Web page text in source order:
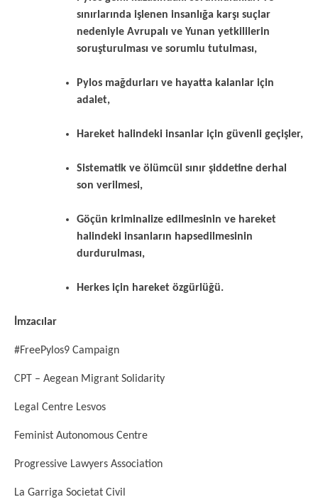
sınırlarında işlenen insanlığa karşı suçlar
nedeniyle Avrupalı ve Yunan yetkililerin
soruşturulması ve sorumlu tutulması,
Pylos mağdurları ve hayatta kalanlar için
adalet,
Hareket halindeki insanlar için güvenli geçişler,
Sistematik ve ölümcül sınır şiddetine derhal
son verilmesi,
Göçün kriminalize edilmesinin ve hareket
halindeki insanların hapsedilmesinin
durdurulması,
Herkes için hareket özgürlüğü.
İmzacılar
#FreePylos9 Campaign
CPT – Aegean Migrant Solidarity
Legal Centre Lesvos
Feminist Autonomous Centre
Progressive Lawyers Association
La Garriga Societat Civil